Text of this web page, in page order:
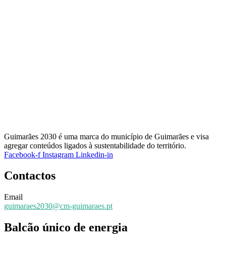
Guimarães 2030 é uma marca do município de Guimarães e visa
agregar conteúdos ligados à sustentabilidade do território.
Facebook-f Instagram Linkedin-in
Contactos
Email
guimaraes2030@cm-guimaraes.pt
Balcão único de energia